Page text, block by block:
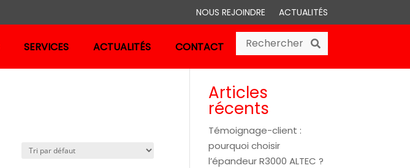
NOUS REJOINDRE ACTUALITÉS
SERVICES ACTUALITÉS CONTACT
Articles
récents
Témoignage-client :
pourquoi choisir
l’épandeur R3000 ALTEC ?